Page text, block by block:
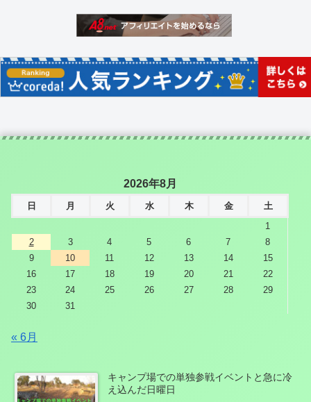
2026年8月
日 月 火 水 木 金
土
1
2
3 4 5 6 7
8
9
10 11 12 13 14
15
16
17 18 19 20 21
22
23
24 25 26 27 28
29
30
31
« 6月
キャンプ場での単独参戦イベントと急に冷
え込んだ日曜日